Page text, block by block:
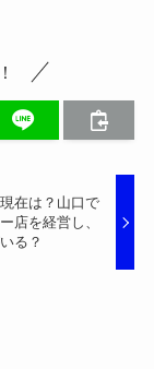
在は？山口で
店を経営し、
る？